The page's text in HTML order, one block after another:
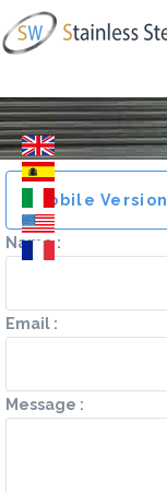
Mobile Version
Name :
Email :
Message :